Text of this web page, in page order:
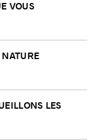
VOUS
LES